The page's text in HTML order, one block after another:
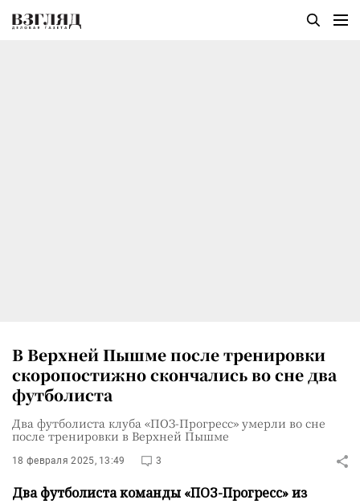
В Верхней Пышме после тренировки
скоропостижно скончались во сне два
футболиста
Два футболиста клуба «ПОЗ-Прогресс» умерли во сне
после тренировки в Верхней Пышме
18 февраля 2025, 13:49 3
Два футболиста команды «ПОЗ-Прогресс» из